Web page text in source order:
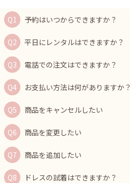
予約はいつからできますか？
平日にレンタルはできますか？
電話での注文はできますか？
お支払い方法は何がありますか？
商品をキャンセルしたい
商品を変更したい
商品を追加したい
ドレスの試着はできますか？